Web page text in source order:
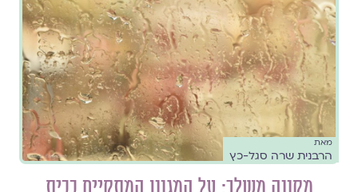
מאת
הרבנית שרה סגל-כץ